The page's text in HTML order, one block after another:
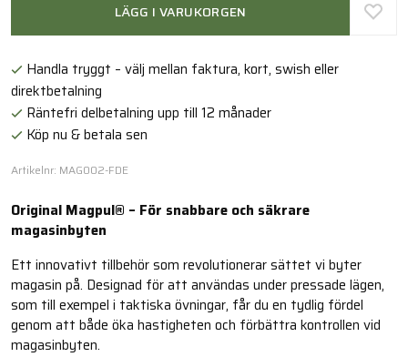
LÄGG I VARUKORGEN
Handla tryggt – välj mellan faktura, kort, swish eller
direktbetalning
Räntefri delbetalning upp till 12 månader
Köp nu & betala sen
Artikelnr: MAG002-FDE
Original Magpul® – För snabbare och säkrare
magasinbyten
Ett innovativt tillbehör som revolutionerar sättet vi byter
magasin på. Designad för att användas under pressade lägen,
som till exempel i taktiska övningar, får du en tydlig fördel
genom att både öka hastigheten och förbättra kontrollen vid
magasinbyten.